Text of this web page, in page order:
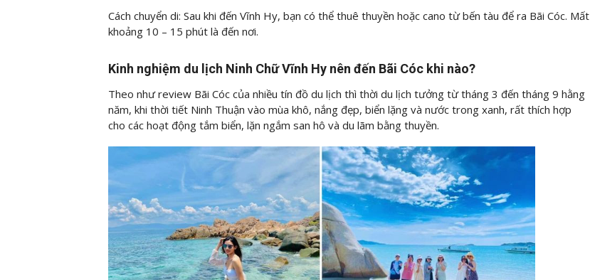
Cách chuyển di: Sau khi đến Vĩnh Hy, bạn có thể thuê thuyền hoặc cano từ bến tàu để ra Bãi Cóc. Mất
khoảng 10 – 15 phút là đến nơi.
Kinh nghiệm du lịch Ninh Chữ Vĩnh Hy nên đến Bãi Cóc khi nào?
Theo như review Bãi Cóc của nhiều tín đồ du lịch thì thời du lịch tưởng từ tháng 3 đến tháng 9 hằng
năm, khi thời tiết Ninh Thuận vào mùa khô, nắng đẹp, biển lặng và nước trong xanh, rất thích hợp
cho các hoạt động tắm biển, lặn ngắm san hô và du lãm bằng thuyền.